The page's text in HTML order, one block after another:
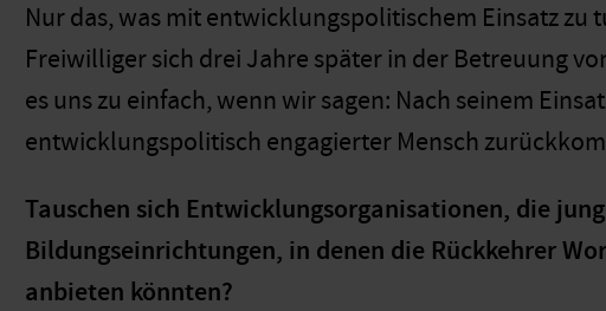
Nur das, was mit entwicklungspolitischem Einsatz zu
Freiwilliger sich drei Jahre später in der Betreuung
es uns zu einfach, wenn wir sagen: Nach seinem
entwicklungspolitisch engagierter Mensch
Tauschen sich Entwicklungsorganisationen, die
Bildungseinrichtungen, in denen die Rückkehrer
anbieten könnten?